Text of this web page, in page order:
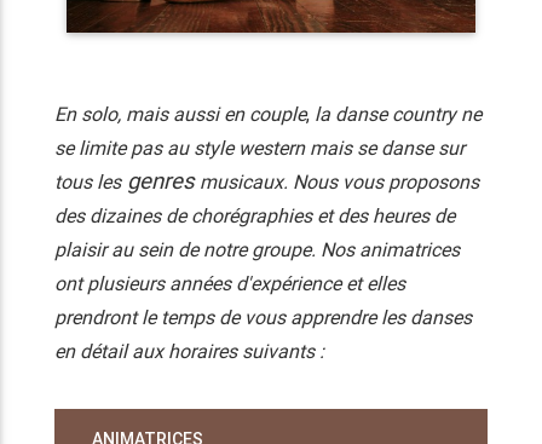
En solo, mais aussi en couple,la danse country ne
se limite pas au style western mais se danse sur
tous les genresmusicaux. Nous vous proposons
des dizaines de chorégraphies et des heures de
plaisir au sein de notre groupe. Nos animatrices
ont plusieurs années d'expérience et elles
prendront le temps de vous apprendre les danses
en détail aux horaires suivants :
ANIMATRICES